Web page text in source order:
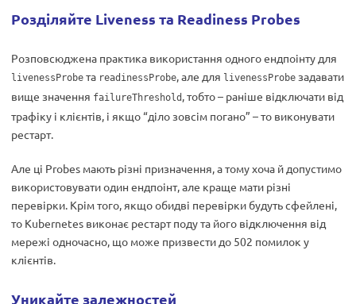
Розділяйте Liveness та Readiness Probes
Розповсюджена практика використання одного ендпоінту для
livenessProbe та readinessProbe, але для livenessProbe задавати
вище значення failureThreshold , тобто – раніше відключати від
трафіку і клієнтів, і якщо “діло зовсім погано” – то виконувати
рестарт.
Але ці Probes мають різні призначення, а тому хоча й допустимо
використовувати один ендпоінт, але краще мати різні
перевірки. Крім того, якщо обидві перевірки будуть сфейлені,
то Kubernetes виконає рестарт поду та його відключення від
мережі одночасно, що може призвести до 502 помилок у
клієнтів.
Уникайте залежностей